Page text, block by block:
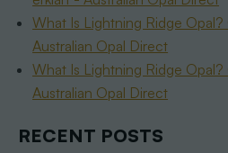
RECENT POSTS
What Is Lightning Ridge
Australian Opal Direct
What Is Lightning Ridge
Australian Opal Direct